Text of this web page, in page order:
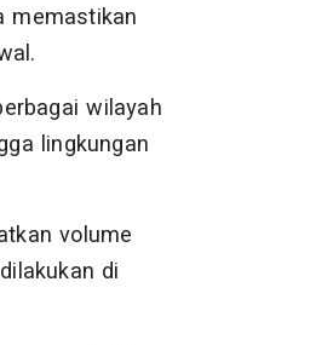
memastikan
wilayah
lingkungan
volume
di